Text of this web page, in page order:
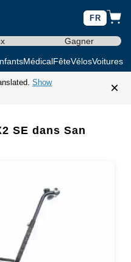
FR
Gagner
MédicalFêteVélosVoitures
Show
×
SE dans San